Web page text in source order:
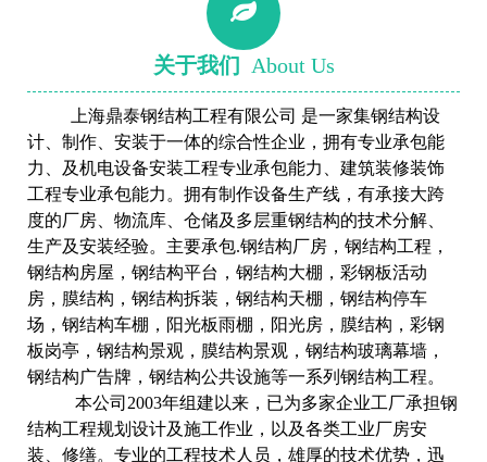
关于我们 About Us
上海鼎泰钢结构工程有限公司 是一家集钢结构设
计、制作、安装于一体的综合性企业，拥有专业承包能
力、及机电设备安装工程专业承包能力、建筑装修装饰
工程专业承包能力。拥有制作设备生产线，有承接大跨
度的厂房、物流库、仓储及多层重钢结构的技术分解、
生产及安装经验。主要承包.钢结构厂房，钢结构工程，
钢结构房屋，钢结构平台，钢结构大棚，彩钢板活动
房，膜结构，钢结构拆装，钢结构天棚，钢结构停车
场，钢结构车棚，阳光板雨棚，阳光房，膜结构，彩钢
板岗亭，钢结构景观，膜结构景观，钢结构玻璃幕墙，
钢结构广告牌，钢结构公共设施等一系列钢结构工程。
本公司2003年组建以来，已为多家企业工厂承担钢
结构工程规划设计及施工作业，以及各类工业厂房安
装、修缮。专业的工程技术人员，雄厚的技术优势，迅